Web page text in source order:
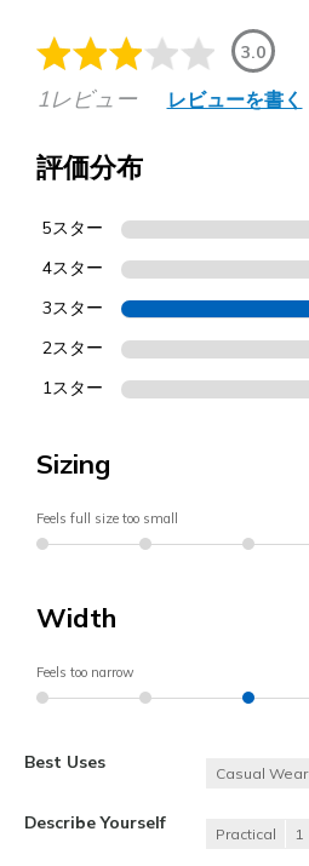
3.0
1レビュー レビューを書く
評価分布
5スター
4スター
3スター
2スター
1スター
Sizing
Feels full size too small
Width
Feels too narrow
Best Uses
Casual Wear
Describe Yourself
Practical 1